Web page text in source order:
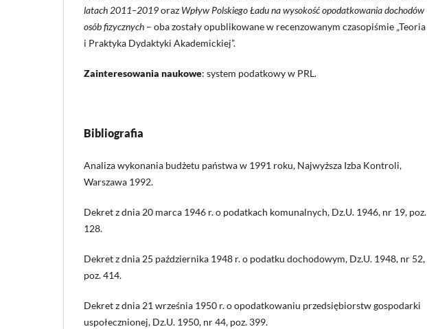
latach 2011–2019oraz Wpływ Polskiego Ładu na wysokość opodatkowania dochodów
osób fizycznych – oba zostały opublikowane w recenzowanym czasopiśmie „Teoria
i Praktyka Dydaktyki Akademickiej”.
Zainteresowania naukowe: system podatkowy w PRL.
Bibliografia
Analiza wykonania budżetu państwa w 1991 roku, Najwyższa Izba Kontroli,
Warszawa 1992.
Dekret z dnia 20 marca 1946 r. o podatkach komunalnych, Dz.U. 1946, nr 19, poz.
128.
Dekret z dnia 25 października 1948 r. o podatku dochodowym, Dz.U. 1948, nr 52,
poz. 414.
Dekret z dnia 21 września 1950 r. o opodatkowaniu przedsiębiorstw gospodarki
uspołecznionej, Dz.U. 1950, nr 44, poz. 399.